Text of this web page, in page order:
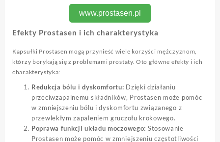
www.prostasen.pl
Efekty Prostasen i ich charakterystyka
Kapsułki Prostasen mogą przynieść wiele korzyści mężczyznom,
którzy borykają się z problemami prostaty. Oto główne efekty i ich
charakterystyka:
Redukcja bólu i dyskomfortu: Dzięki działaniu
przeciwzapalnemu składników, Prostasen może pomóc
w zmniejszeniu bólu i dyskomfortu związanego z
przewlekłym zapaleniem gruczołu krokowego.
Poprawa funkcji układu moczowego: Stosowanie
Prostasen może pomóc w zmniejszeniu częstotliwości